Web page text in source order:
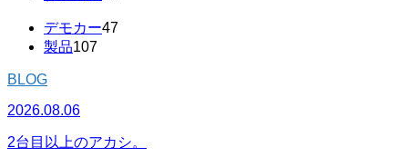
デモカー47
製品107
BLOG
2026.08.06
2台目以上のアカシ。